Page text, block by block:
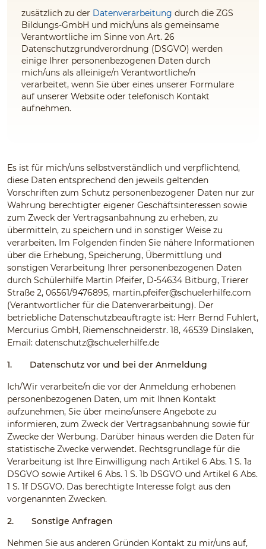
zusätzlich zu der Datenverarbeitung durch die ZGS
Bildungs-GmbH und mich/uns als gemeinsame
Verantwortliche im Sinne von Art. 26
Datenschutzgrundverordnung (DSGVO) werden
einige Ihrer personenbezogenen Daten durch
mich/uns als alleinige/n Verantwortliche/n
verarbeitet, wenn Sie über eines unserer Formulare
auf unserer Website oder telefonisch Kontakt
aufnehmen.
Es ist für mich/uns selbstverständlich und verpflichtend,
diese Daten entsprechend den jeweils geltenden
Vorschriften zum Schutz personenbezogener Daten nur zur
Wahrung berechtigter eigener Geschäftsinteressen sowie
zum Zweck der Vertragsanbahnung zu erheben, zu
übermitteln, zu speichern und in sonstiger Weise zu
verarbeiten. Im Folgenden finden Sie nähere Informationen
über die Erhebung, Speicherung, Übermittlung und
sonstigen Verarbeitung Ihrer personenbezogenen Daten
durch Schülerhilfe Martin Pfeifer, D-54634 Bitburg, Trierer
Straße 2, 06561/9476895, martin.pfeifer@schuelerhilfe.com
(Verantwortlicher für die Datenverarbeitung). Der
betriebliche Datenschutzbeauftragte ist: Herr Bernd Fuhlert,
Mercurius GmbH, Riemenschneiderstr. 18, 46539 Dinslaken,
Email: datenschutz@schuelerhilfe.de
1. Datenschutz vor und bei der Anmeldung
Ich/Wir verarbeite/n die vor der Anmeldung erhobenen
personenbezogenen Daten, um mit Ihnen Kontakt
aufzunehmen, Sie über meine/unsere Angebote zu
informieren, zum Zweck der Vertragsanbahnung sowie für
Zwecke der Werbung. Darüber hinaus werden die Daten für
statistische Zwecke verwendet. Rechtsgrundlage für die
Verarbeitung ist Ihre Einwilligung nach Artikel 6 Abs. 1 S. 1a
DSGVO sowie Artikel 6 Abs. 1 S. 1b DSGVO und Artikel 6 Abs.
1 S. 1f DSGVO. Das berechtigte Interesse folgt aus den
vorgenannten Zwecken.
2. Sonstige Anfragen
Nehmen Sie aus anderen Gründen Kontakt zu mir/uns auf,